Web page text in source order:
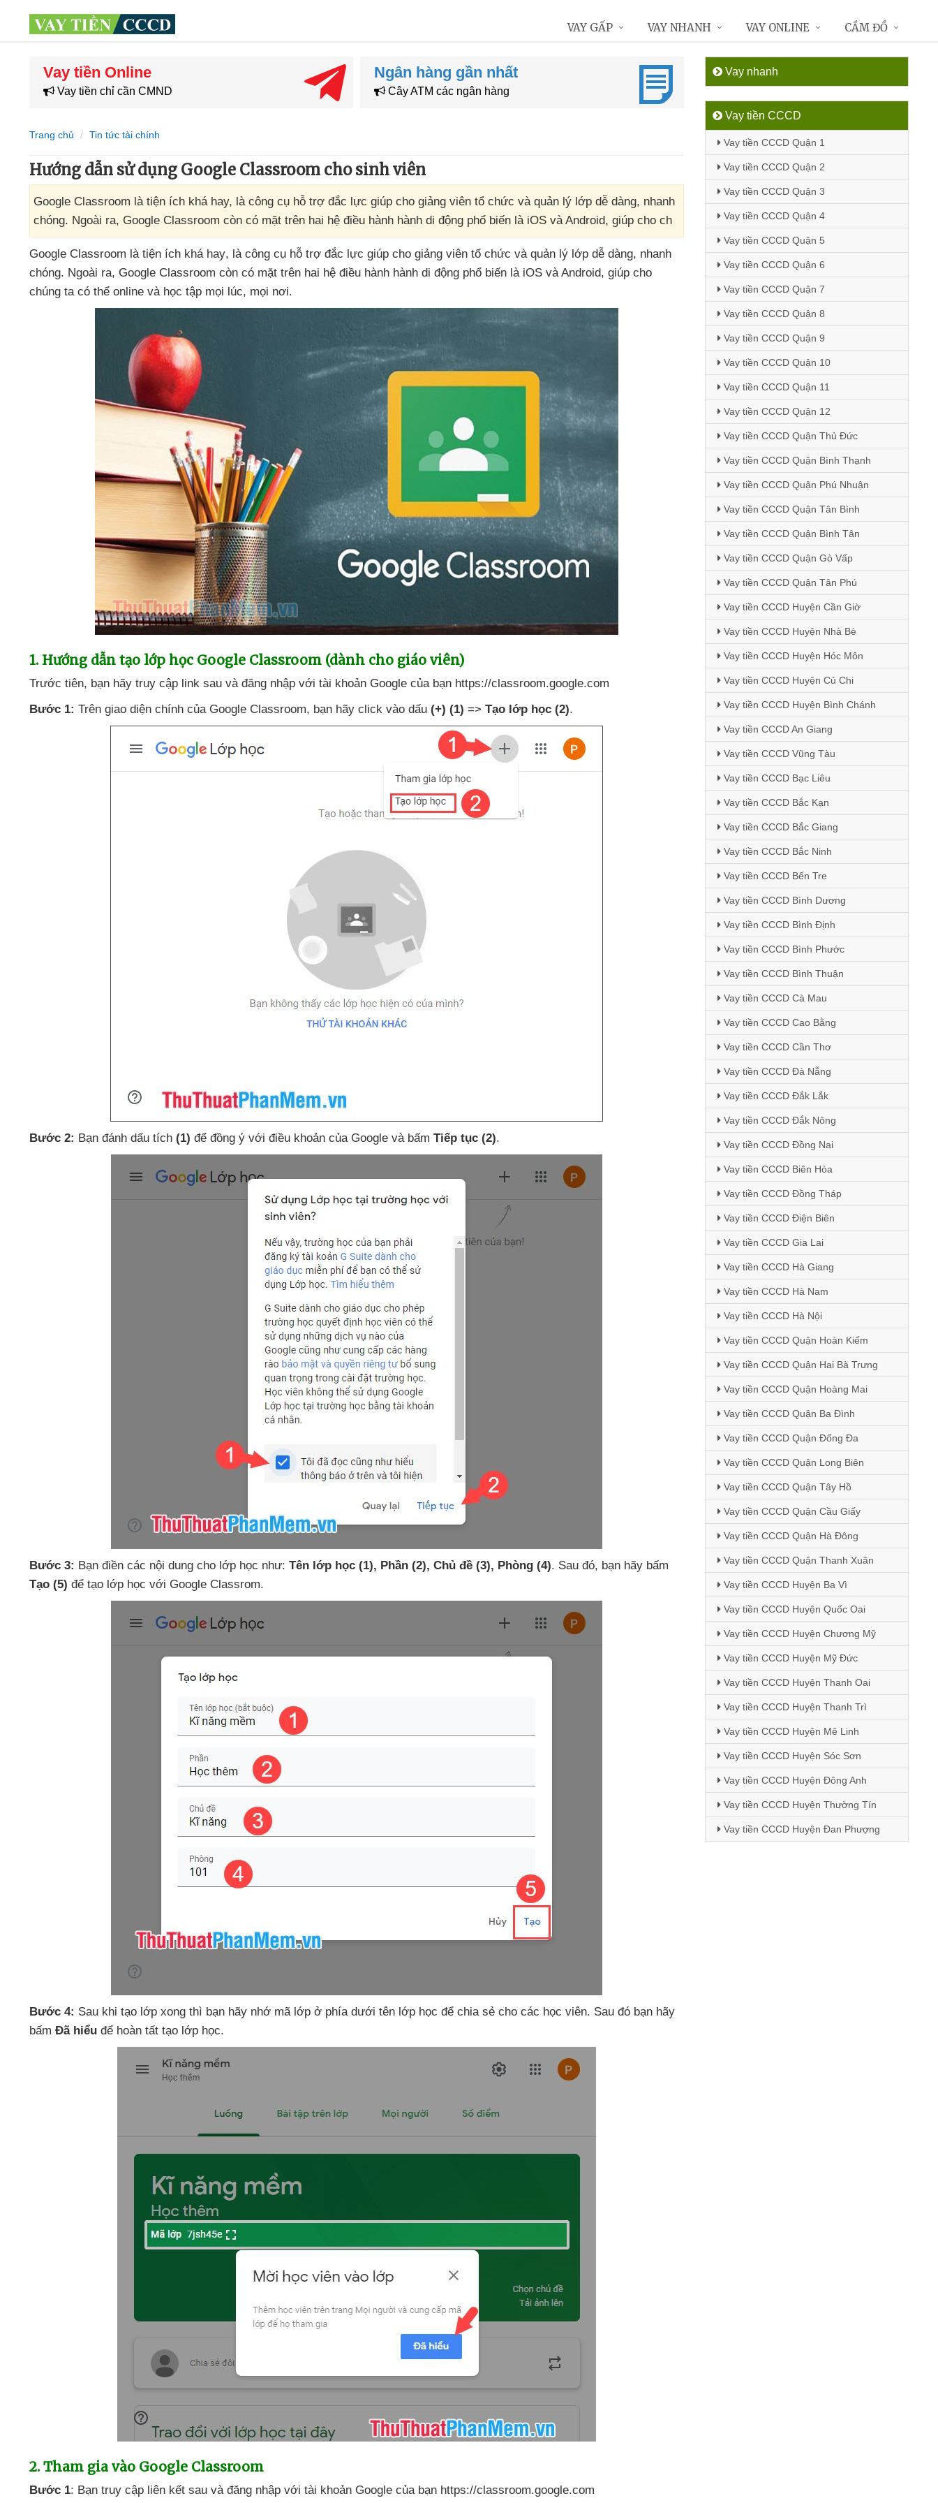
Vay tiền Online
Vay tiền chỉ cần CMND
Ngân hàng gần nhất
Cây ATM các ngân hàng
Trang chủ Tin tức tài chính
Hướng dẫn sử dụng Google Classroom cho sinh viên
Google Classroom là tiện ích khá hay, là công cụ hỗ trợ đắc lực giúp cho giảng viên tổ chức và quản lý lớp dễ dàng, nhanh
chóng. Ngoài ra, Google Classroom còn có mặt trên hai hệ điều hành hành di động phổ biến là iOS và Android, giúp cho ch
Google Classroom là tiện ích khá hay, là công cụ hỗ trợ đắc lực giúp cho giảng viên tổ chức và quản lý lớp dễ dàng, nhanh
chóng. Ngoài ra, Google Classroom còn có mặt trên hai hệ điều hành hành di động phổ biến là iOS và Android, giúp cho
chúng ta có thể online và học tập mọi lúc, mọi nơi.
1. Hướng dẫn tạo lớp học Google Classroom (dành cho giáo viên)
Trước tiên, bạn hãy truy cập link sau và đăng nhập với tài khoản Google của bạn https://classroom.google.com
Bước 1: Trên giao diện chính của Google Classroom, bạn hãy click vào dấu (+) (1) => Tạo lớp học (2).
Bước 2: Bạn đánh dấu tích (1) để đồng ý với điều khoản của Google và bấm Tiếp tục (2).
Bước 3: Bạn điền các nội dung cho lớp học như: Tên lớp học (1), Phần (2), Chủ đề (3), Phòng (4). Sau đó, bạn hãy bấm
Tạo (5) để tạo lớp học với Google Classrom.
Bước 4: Sau khi tạo lớp xong thì bạn hãy nhớ mã lớp ở phía dưới tên lớp học để chia sẻ cho các học viên. Sau đó bạn hãy
bấm Đã hiểu để hoàn tất tạo lớp học.
2. Tham gia vào Google Classroom
Bước 1: Bạn truy cập liên kết sau và đăng nhập với tài khoản Google của bạn https://classroom.google.com
Vay nhanh
Vay tiền CCCD
Vay tiền CCCD Quận 1
Vay tiền CCCD Quận 2
Vay tiền CCCD Quận 3
Vay tiền CCCD Quận 4
Vay tiền CCCD Quận 5
Vay tiền CCCD Quận 6
Vay tiền CCCD Quận 7
Vay tiền CCCD Quận 8
Vay tiền CCCD Quận 9
Vay tiền CCCD Quận 10
Vay tiền CCCD Quận 11
Vay tiền CCCD Quận 12
Vay tiền CCCD Quận Thủ Đức
Vay tiền CCCD Quận Bình Thạnh
Vay tiền CCCD Quận Phú Nhuận
Vay tiền CCCD Quận Tân Bình
Vay tiền CCCD Quận Bình Tân
Vay tiền CCCD Quận Gò Vấp
Vay tiền CCCD Quận Tân Phú
Vay tiền CCCD Huyện Cần Giờ
Vay tiền CCCD Huyện Nhà Bè
Vay tiền CCCD Huyện Hóc Môn
Vay tiền CCCD Huyện Củ Chi
Vay tiền CCCD Huyện Bình Chánh
Vay tiền CCCD An Giang
Vay tiền CCCD Vũng Tàu
Vay tiền CCCD Bạc Liêu
Vay tiền CCCD Bắc Kạn
Vay tiền CCCD Bắc Giang
Vay tiền CCCD Bắc Ninh
Vay tiền CCCD Bến Tre
Vay tiền CCCD Bình Dương
Vay tiền CCCD Bình Định
Vay tiền CCCD Bình Phước
Vay tiền CCCD Bình Thuận
Vay tiền CCCD Cà Mau
Vay tiền CCCD Cao Bằng
Vay tiền CCCD Cần Thơ
Vay tiền CCCD Đà Nẵng
Vay tiền CCCD Đắk Lắk
Vay tiền CCCD Đắk Nông
Vay tiền CCCD Đồng Nai
Vay tiền CCCD Biên Hòa
Vay tiền CCCD Đồng Tháp
Vay tiền CCCD Điện Biên
Vay tiền CCCD Gia Lai
Vay tiền CCCD Hà Giang
Vay tiền CCCD Hà Nam
Vay tiền CCCD Hà Nội
Vay tiền CCCD Quận Hoàn Kiếm
Vay tiền CCCD Quận Hai Bà Trưng
Vay tiền CCCD Quận Hoàng Mai
Vay tiền CCCD Quận Ba Đình
Vay tiền CCCD Quận Đống Đa
Vay tiền CCCD Quận Long Biên
Vay tiền CCCD Quận Tây Hồ
Vay tiền CCCD Quận Cầu Giấy
Vay tiền CCCD Quận Hà Đông
Vay tiền CCCD Quận Thanh Xuân
Vay tiền CCCD Huyện Ba Vì
Vay tiền CCCD Huyện Quốc Oai
Vay tiền CCCD Huyện Chương Mỹ
Vay tiền CCCD Huyện Mỹ Đức
Vay tiền CCCD Huyện Thanh Oai
Vay tiền CCCD Huyện Thanh Trì
Vay tiền CCCD Huyện Mê Linh
Vay tiền CCCD Huyện Sóc Sơn
Vay tiền CCCD Huyện Đông Anh
Vay tiền CCCD Huyện Thường Tín
Vay tiền CCCD Huyện Đan Phượng
VAY GẤP VAY NHANH VAY ONLINE CẦM ĐỒ